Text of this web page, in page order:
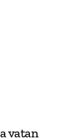
vatan